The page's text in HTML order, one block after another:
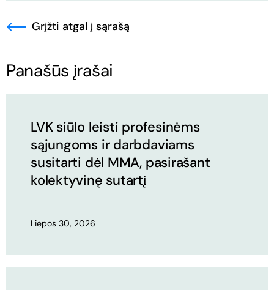
Grįžti atgal į sąrašą
Panašūs įrašai
LVK siūlo leisti profesinėms
sąjungoms ir darbdaviams
susitarti dėl MMA, pasirašant
kolektyvinę sutartį
Liepos 30, 2026